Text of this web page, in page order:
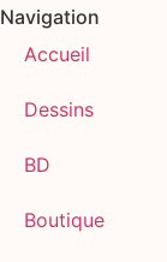
Navigation
Accueil
Dessins
BD
Boutique